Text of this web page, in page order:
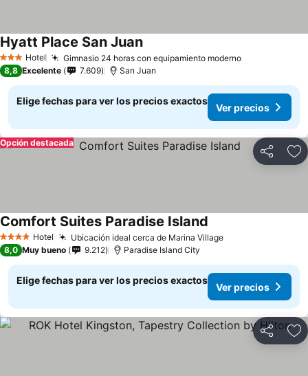
3 Estrellas
Hotel Gimnasio 24 horas con equipamiento moderno
Hyatt Place San Juan
8,8 Excelente 7.609 San Juan
Elige fechas para ver los precios exactos
Ver precios
Compartir
Opción destacada
4 EstrellasHotel Ubicación ideal cerca de Marina Village
Comfort Suites Paradise Island
8,0 Muy bueno 9.212 Paradise Island City
Elige fechas para ver los precios exactos
Ver precios
Compartir